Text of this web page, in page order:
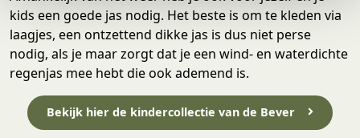
kids een goede jas nodig. Het beste is om te kleden via
laagjes, een ontzettend dikke jas is dus niet perse
nodig, als je maar zorgt dat je een wind- en waterdichte
regenjas mee hebt die ook ademend is.
Bekijk hier de kindercollectie van de Bever